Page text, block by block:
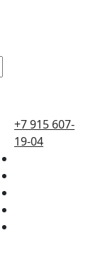
+7 915 607-
19-04